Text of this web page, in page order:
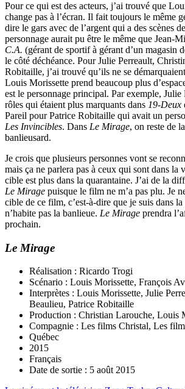
Pour ce qui est des acteurs, j’ai trouvé que
change pas à l’écran. Il fait toujours le même
dire le gars avec de l’argent qui a des scènes
personnage aurait pu être le même que Jean-
C.A. (gérant de sportif à gérant d’un magasin
le côté déchéance. Pour Julie Perreault,
Robitaille, j’ai trouvé qu’ils ne se
Louis Morissette prend beaucoup plus
est le personnage principal. Par exemple, Julie
rôles qui étaient plus marquants dans 19-Deux
Pareil pour Patrice Robitaille qui avait un
Les Invincibles. Dans Le Mirage, on reste de
banlieusard.
Je crois que plusieurs personnes vont se
mais ça ne parlera pas à ceux qui sont dans
cible est plus dans la quarantaine. J’ai de la
Le Mirage puisque le film ne m’a pas plu. Je
cible de ce film, c’est-à-dire que je suis dans
n’habite pas la banlieue. Le Mirage prendra
prochain.
Le Mirage
Réalisation : Ricardo Trogi
Scénario : Louis Morissette, François
Interprètes : Louis Morissette, Julie
Beaulieu, Patrice Robitaille
Production : Christian Larouche, Louis
Compagnie : Les films Christal, Les
Québec
2015
Français
Date de sortie : 5 août 2015